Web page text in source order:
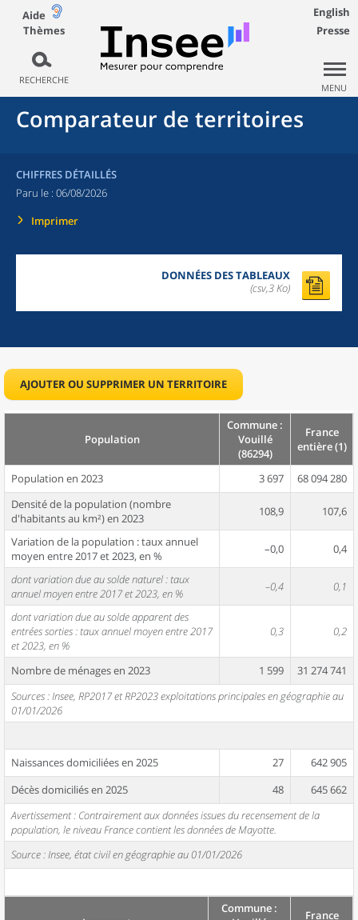
Aide
Thèmes
RECHERCHE
English
Presse
MENU
Comparateur de territoires
CHIFFRES DÉTAILLÉS
Paru le : 06/08/2026
Imprimer
DONNÉES DES TABLEAUX
(csv,3 Ko)
AJOUTER OU SUPPRIMER UN TERRITOIRE
Population
Commune :
Vouillé
(86294)
France
entière (1)
Population en 2023 3 697
68 094 280
Densité de la population (nombre
d'habitants au km²) en 2023
108,9 107,6
Variation de la population : taux annuel
moyen entre 2017 et 2023, en %
–0,0 0,4
dont variation due au solde naturel : taux
annuel moyen entre 2017 et 2023, en %
–0,4 0,1
dont variation due au solde apparent des
entrées sorties : taux annuel moyen entre 2017
et 2023, en %
0,3 0,2
Nombre de ménages en 2023 1 599
31 274 741
Sources : Insee, RP2017 et RP2023 exploitations principales en géographie au
01/01/2026
Naissances domiciliées en 2025 27
642 905
Décès domiciliés en 2025
48
645 662
Avertissement : Contrairement aux données issues du recensement de la
population, le niveau France contient les données de Mayotte.
Source : Insee, état civil en géographie au 01/01/2026
Commune :
France